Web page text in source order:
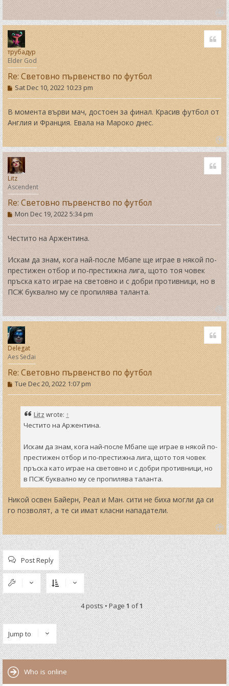
T
o
p
трубадур
Elder God
Re: Световно първенство по футбол
P
o
s
t
Sat Dec 10, 2022 10:23 pm
В момента върви мач, достоен за финал. Красив футбол от
Англия и Франция. Евала на Мароко днес.
T
o
p
Litz
Ascendent
Re: Световно първенство по футбол
P
o
s
t
Mon Dec 19, 2022 5:34 pm
Честито на Аржентина.
Искам да знам, кога най-после Мбапе ще играе в някой по-
престижен отбор и по-престижна лига, щото тоя човек
пръска като играе на световно и с добри противници, но в
ПСЖ буквално му се пропилява таланта.
T
o
p
Delegat
Aes Sedai
Re: Световно първенство по футбол
P
o
s
t
Tue Dec 20, 2022 1:07 pm
Litz wrote: ↑
Честито на Аржентина.
Искам да знам, кога най-после Мбапе ще играе в някой по-
престижен отбор и по-престижна лига, щото тоя човек
пръска като играе на световно и с добри противници, но
в ПСЖ буквално му се пропилява таланта.
Никой освен Байерн, Реал и Ман. сити не биха могли да си
го позволят, а те си имат класни нападатели.
T
o
p
Post Reply
4 posts • Page1of1
Jump to
Who is online